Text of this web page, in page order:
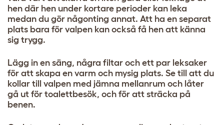
hen där hen under kortare perioder kan leka
medan du gör någonting annat. Att ha en separat
plats bara för valpen kan också få hen att känna
sig trygg.
Lägg in en säng, några filtar och ett par leksaker
för att skapa en varm och mysig plats. Se till att du
kollar till valpen med jämna mellanrum och låter
gå ut för toalettbesök, och för att sträcka på
benen.